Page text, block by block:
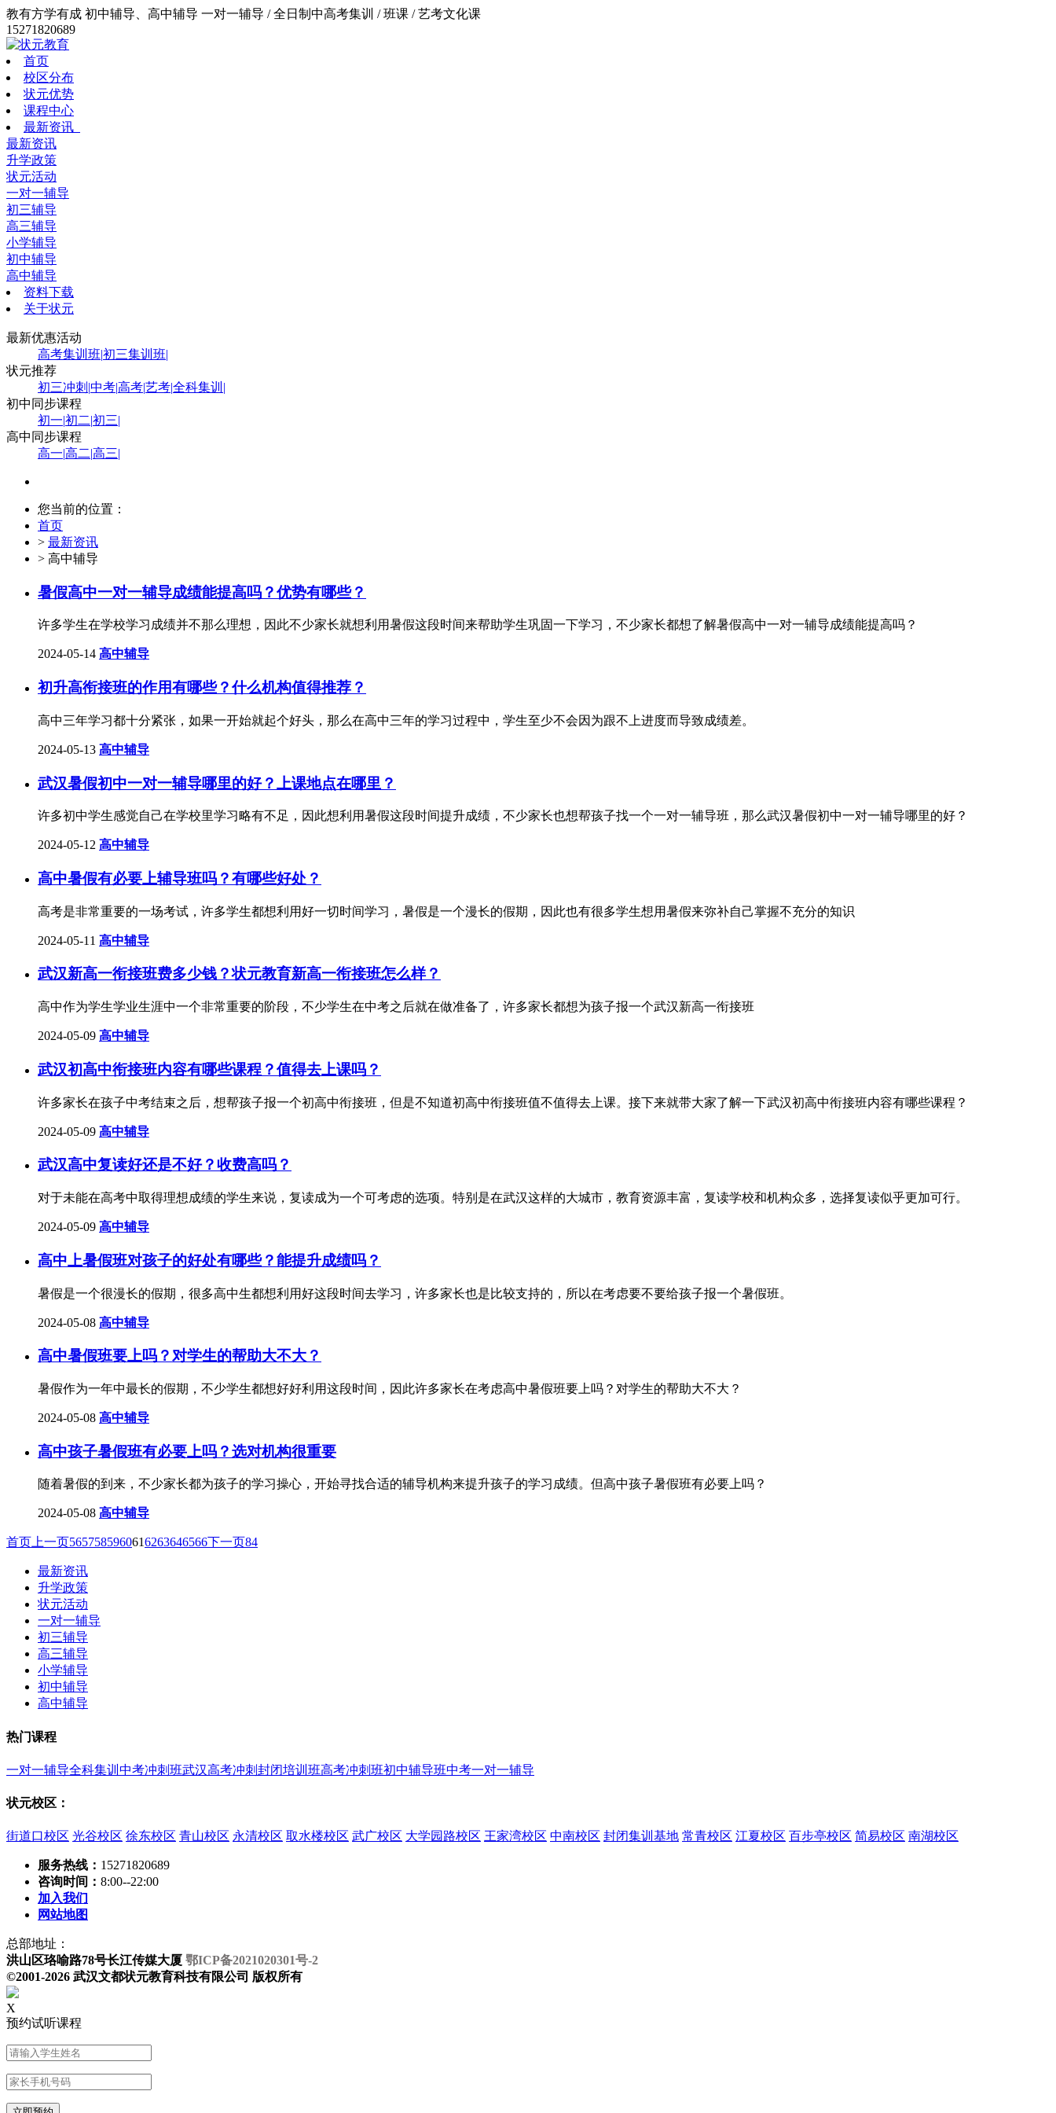
教有方学有成 初中辅导、高中辅导 一对一辅导 / 全日制中高考集训 / 班课 / 艺考文化课
15271820689
首页
校区分布
状元优势
课程中心
最新资讯
最新资讯
升学政策
状元活动
一对一辅导
初三辅导
高三辅导
小学辅导
初中辅导
高中辅导
资料下载
关于状元
最新优惠活动
高考集训班|初三集训班|
状元推荐
初三冲刺 |中考|高考|艺考|全科集训 |
初中同步课程
初一|初二|初三|
高中同步课程
高一|高二|高三|
您当前的位置：
首页
> 最新资讯
> 高中辅导
暑假高中一对一辅导成绩能提高吗？优势有哪些？
许多学生在学校学习成绩并不那么理想，因此不少家长就想利用暑假这段时间来帮助学生巩固一下学习，不少家长都想了解暑假高中一对一辅导成绩能提高吗？
2024-05-14 高中辅导
初升高衔接班的作用有哪些？什么机构值得推荐？
​高中三年学习都十分紧张，如果一开始就起个好头，那么在高中三年的学习过程中，学生至少不会因为跟不上进度而导致成绩差。
2024-05-13 高中辅导
武汉暑假初中一对一辅导哪里的好？上课地点在哪里？
​许多初中学生感觉自己在学校里学习略有不足，因此想利用暑假这段时间提升成绩，不少家长也想帮孩子找一个一对一辅导班，那么武汉暑假初中一对一辅导哪里的好？
2024-05-12 高中辅导
高中暑假有必要上辅导班吗？有哪些好处？
高考是非常重要的一场考试，许多学生都想利用好一切时间学习，暑假是一个漫长的假期，因此也有很多学生想用暑假来弥补自己掌握不充分的知识
2024-05-11 高中辅导
武汉新高一衔接班费多少钱？状元教育新高一衔接班怎么样？
高中作为学生学业生涯中一个非常重要的阶段，不少学生在中考之后就在做准备了，许多家长都想为孩子报一个武汉新高一衔接班
2024-05-09 高中辅导
武汉初高中衔接班内容有哪些课程？值得去上课吗？
许多家长在孩子中考结束之后，想帮孩子报一个初高中衔接班，但是不知道初高中衔接班值不值得去上课。接下来就带大家了解一下武汉初高中衔接班内容有哪些课程？
2024-05-09 高中辅导
武汉高中复读好还是不好？收费高吗？
对于未能在高考中取得理想成绩的学生来说，复读成为一个可考虑的选项。特别是在武汉这样的大城市，教育资源丰富，复读学校和机构众多，选择复读似乎更加可行。
2024-05-09 高中辅导
高中上暑假班对孩子的好处有哪些？能提升成绩吗？
​暑假是一个很漫长的假期，很多高中生都想利用好这段时间去学习，许多家长也是比较支持的，所以在考虑要不要给孩子报一个暑假班。
2024-05-08 高中辅导
高中暑假班要上吗？对学生的帮助大不大？
暑假作为一年中最长的假期，不少学生都想好好利用这段时间，因此许多家长在考虑高中暑假班要上吗？对学生的帮助大不大？
2024-05-08 高中辅导
高中孩子暑假班有必要上吗？选对机构很重要
随着暑假的到来，不少家长都为孩子的学习操心，开始寻找合适的辅导机构来提升孩子的学习成绩。但高中孩子暑假班有必要上吗？
2024-05-08 高中辅导
首页 上一页5657585960616263646566下一页84
最新资讯
升学政策
状元活动
一对一辅导
初三辅导
高三辅导
小学辅导
初中辅导
高中辅导
热门课程
一对一辅导全科集训 中考冲刺班武汉高考冲刺封闭培训班高考冲刺班初中辅导班中考一对一辅导
状元校区：
街道口校区 光谷校区 徐东校区 青山校区 永清校区 取水楼校区 武广校区 大学园路校区 王家湾校区 中南校区 封闭集训基地 常青校区 江夏校区 百步亭校区 简易校区 南湖校区
服务热线： 15271820689
咨询时间： 8:00--22:00
加入我们
网站地图
总部地址：
洪山区珞喻路78号长江传媒大厦 鄂ICP备2021020301号-2
©2001-2026 武汉文都状元教育科技有限公司 版权所有
X
预约试听课程